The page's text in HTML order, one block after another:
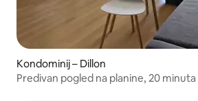
Kondominij – Dillon
Predivan pogled na planine, 20 minuta